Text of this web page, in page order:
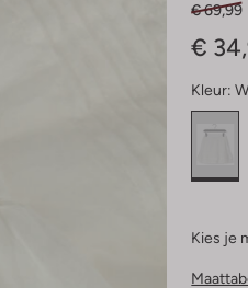
€ 69,99
€
Kleur:
Kies je